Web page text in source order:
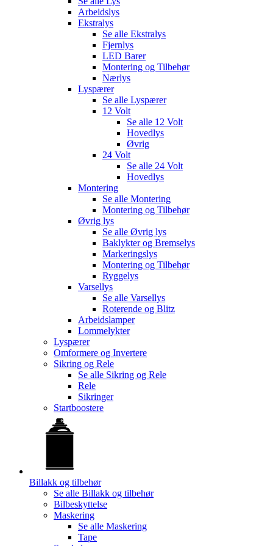
Arbeidslys
Ekstralys
Se alle Ekstralys
Fjernlys
LED Barer
Montering og Tilbehør
Nærlys
Lyspærer
Se alle Lyspærer
12 Volt
Se alle 12 Volt
Hovedlys
Øvrig
24 Volt
Se alle 24 Volt
Hovedlys
Montering
Se alle Montering
Montering og Tilbehør
Øvrig lys
Se alle Øvrig lys
Baklykter og Bremselys
Markeringslys
Montering og Tilbehør
Ryggelys
Varsellys
Se alle Varsellys
Roterende og Blitz
Arbeidslamper
Lommelykter
Lyspærer
Omformere og Invertere
Sikring og Rele
Se alle Sikring og Rele
Rele
Sikringer
Startboostere
Billakk og tilbehør
Se alle Billakk og tilbehør
Bilbeskyttelse
Maskering
Se alle Maskering
Tape